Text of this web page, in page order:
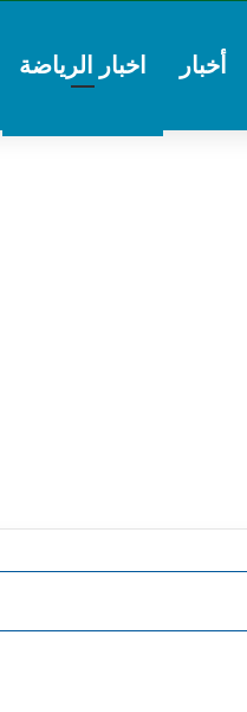
أخبار اخبار الرياضة